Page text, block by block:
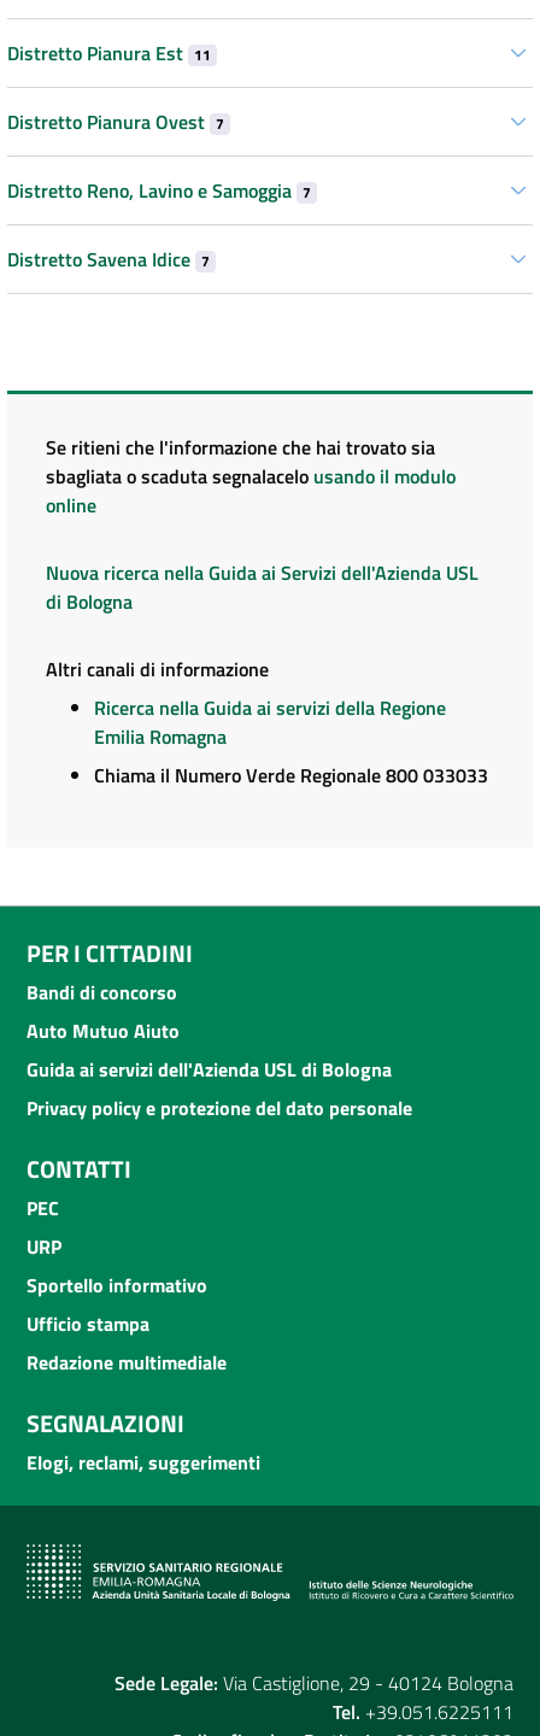
Distretto Pianura Est 11
Distretto Pianura Ovest 7
Distretto Reno, Lavino e Samoggia 7
Distretto Savena Idice 7
Se ritieni che l'informazione che hai trovato sia
sbagliata o scaduta segnalacelo usando il modulo
online
Nuova ricerca nella Guida ai Servizi dell'Azienda USL
di Bologna
Altri canali di informazione
Ricerca nella Guida ai servizi della Regione
Emilia Romagna
Chiama il Numero Verde Regionale 800 033033
PER I CITTADINI
Bandi di concorso
Auto Mutuo Aiuto
Guida ai servizi dell'Azienda USL di Bologna
Privacy policy e protezione del dato personale
CONTATTI
PEC
URP
Sportello informativo
Ufficio stampa
Redazione multimediale
SEGNALAZIONI
Elogi, reclami, suggerimenti
Sede Legale: Via Castiglione, 29 - 40124 Bologna
Tel. +39.051.6225111